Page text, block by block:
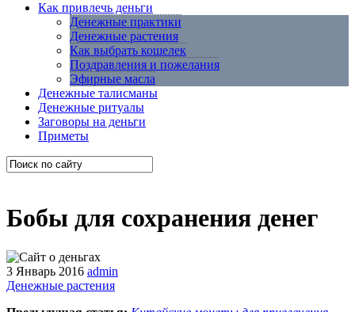
Как привлечь деньги
Денежные практики
Денежные растения
Как выбрать кошелек
Поздравления и пожелания
Эфирные масла
Денежные талисманы
Денежные ритуалы
Заговоры на деньги
Приметы
Бобы для сохранения денег
3 Январь 2016 admin
Денежные растения